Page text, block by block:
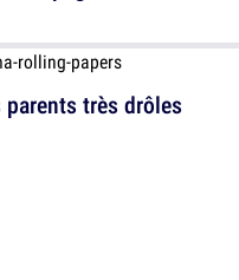
très drôles